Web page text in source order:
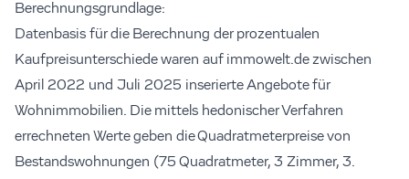
Berechnungsgrundlage:
Datenbasis für die Berechnung der prozentualen
Kaufpreisunterschiede waren auf immowelt.de zwischen
April 2022 und Juli 2025 inserierte Angebote für
Wohnimmobilien. Die mittels hedonischer Verfahren
errechneten Werte geben die Quadratmeterpreise von
Bestandswohnungen (75 Quadratmeter, 3 Zimmer, 3.